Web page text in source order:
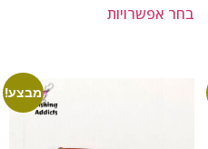
בחר אפשרויות
מבצע!